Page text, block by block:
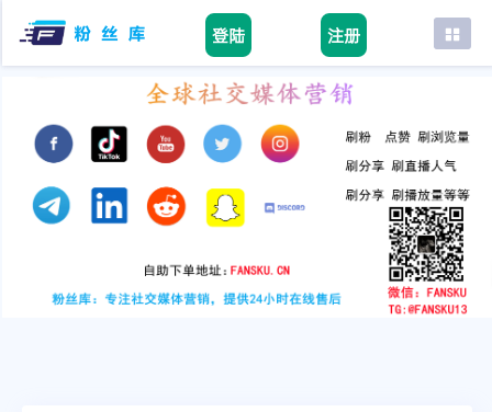
登陆 注册
首页
tiktok
youtube
instagram